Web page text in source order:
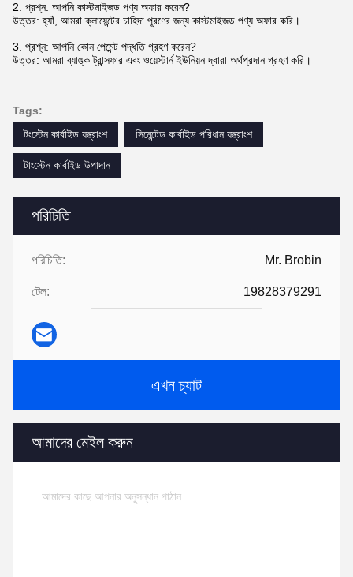
পরিচিতি
পরিচিতি: Mr. Brobin
টেল: 19828379291
এখন চ্যাট
আমাদের মেইল করুন
2. প্রশ্ন: আপনি কাস্টমাইজড পণ্য অফার করেন?
উত্তর: হ্যাঁ, আমরা ক্লায়েন্টের চাহিদা পূরণের জন্য কাস্টমাইজড পণ্য অফার করি।
3. প্রশ্ন: আপনি কোন পেমেন্ট পদ্ধতি গ্রহণ করেন?
উত্তর: আমরা ব্যাঙ্ক ট্রান্সফার এবং ওয়েস্টার্ন ইউনিয়ন দ্বারা অর্থপ্রদান গ্রহণ করি।
Tags:
টংস্টেন কার্বাইড যন্ত্রাংশ
সিমেন্টেড কার্বাইড পরিধান যন্ত্রাংশ
টাংস্টেন কার্বাইড উপাদান